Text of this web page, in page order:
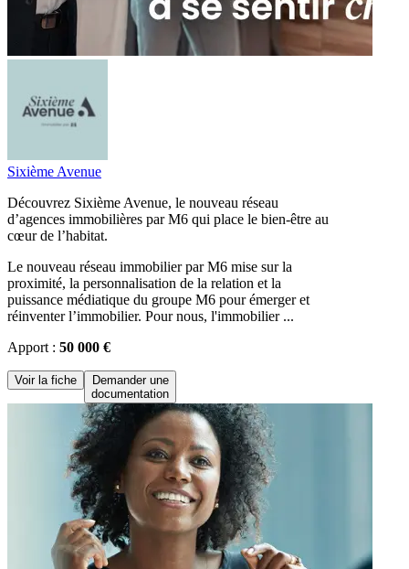
Sixième Avenue
Découvrez Sixième Avenue, le nouveau réseau
d’agences immobilières par M6 qui place le bien-être au
cœur de l’habitat.
Le nouveau réseau immobilier par M6 mise sur la
proximité, la personnalisation de la relation et la
puissance médiatique du groupe M6 pour émerger et
réinventer l’immobilier. Pour nous, l'immobilier ...
Apport : 50 000 €
Voir la fiche
Demander une
documentation